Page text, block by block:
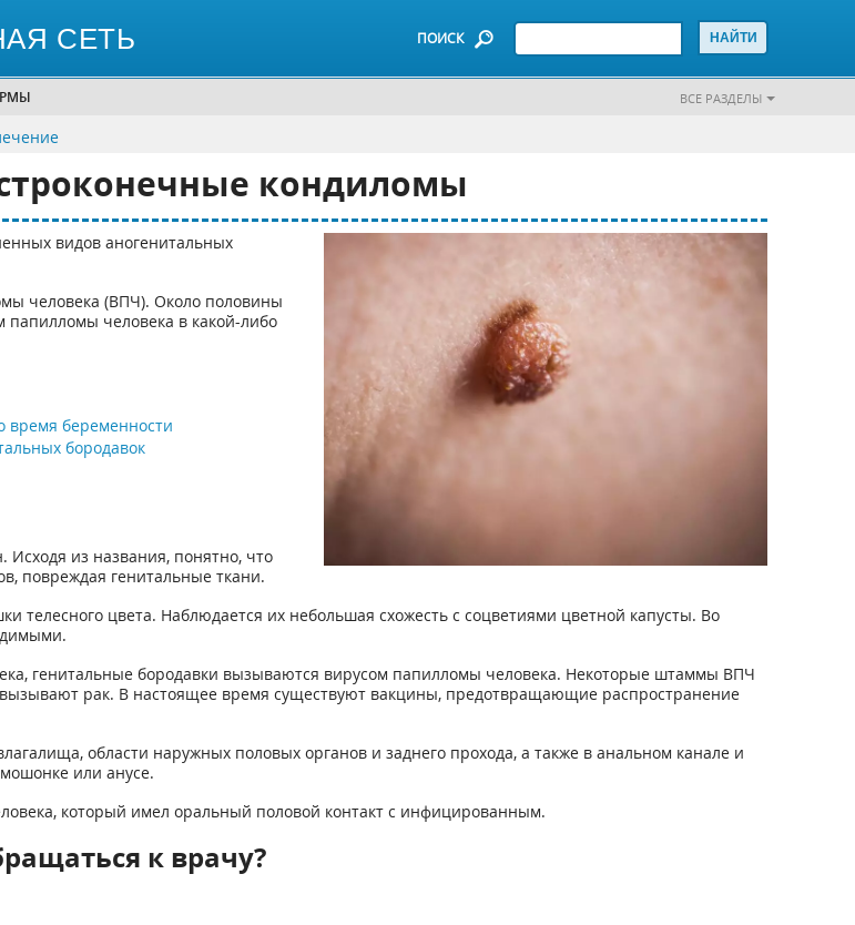
СЕТЬ ПОИСК
ВСЕ РАЗДЕЛЫ
кондиломы
видов аногенитальных
человека (ВПЧ). Около половины
человека в какой-либо
время беременности
бородавок
из названия, понятно, что
повреждая генитальные ткани.
цвета. Наблюдается их небольшая схожесть с соцветиями цветной капусты. Во
генитальные бородавки вызываются вирусом папилломы человека. Некоторые штаммы ВПЧ
рак. В настоящее время существуют вакцины, предотвращающие распространение
области наружных половых органов и заднего прохода, а также в анальном канале и
или анусе.
который имел оральный половой контакт с инфицированным.
к врачу?